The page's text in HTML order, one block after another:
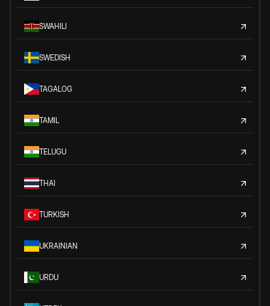
SWAHILI
SWEDISH
TAGALOG
TAMIL
TELUGU
THAI
TURKISH
UKRAINIAN
URDU